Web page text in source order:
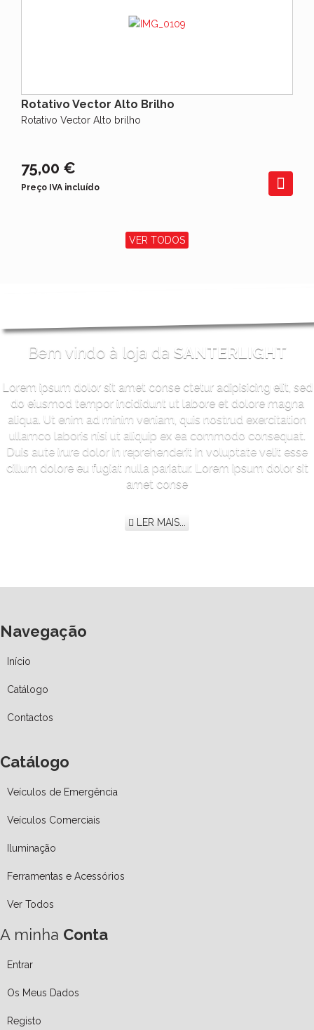
Rotativo Vector Alto Brilho
Rotativo Vector Alto brilho
75,00 €
Preço IVA incluído
VER TODOS
Bem vindo à loja da SANTERLIGHT
Lorem ipsum dolor sit amet conse ctetur adipisicing elit, sed
do eiusmod tempor incididunt ut labore et dolore magna
aliqua. Ut enim ad minim veniam, quis nostrud exercitation
ullamco laboris nisi ut aliquip ex ea commodo consequat.
Duis aute irure dolor in reprehenderit in voluptate velit esse
cillum dolore eu fugiat nulla pariatur. Lorem ipsum dolor sit
amet conse
LER MAIS...
Navegação
Início
Catálogo
Contactos
Catálogo
Veículos de Emergência
Veículos Comerciais
Iluminação
Ferramentas e Acessórios
Ver Todos
A minha Conta
Entrar
Os Meus Dados
Registo